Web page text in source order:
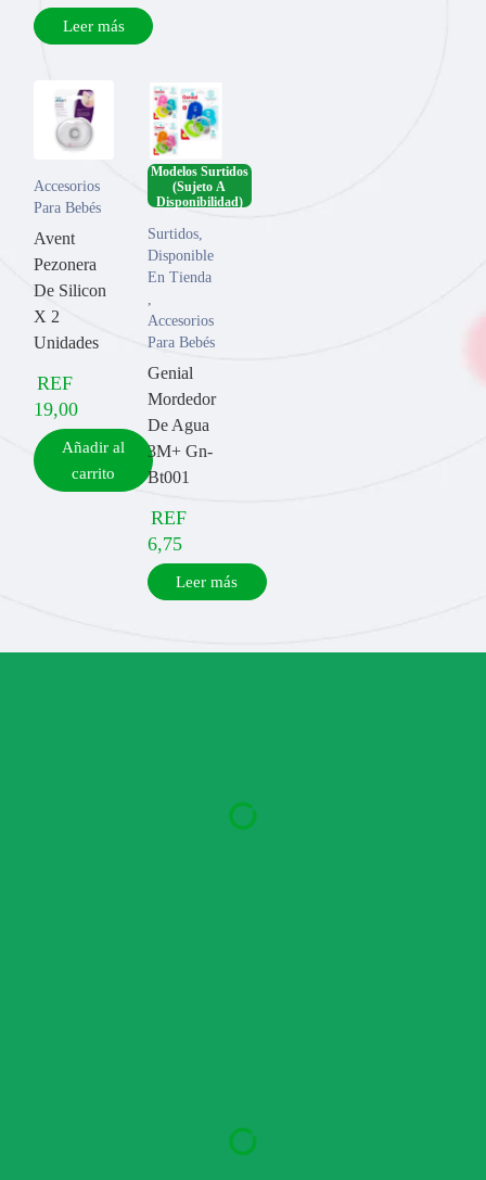
Leer más
Accesorios
Para Bebés
Avent
Pezonera
De Silicon
X 2
Unidades
REF
19,00
Añadir al
carrito
Modelos Surtidos
(Sujeto A
Disponibilidad)
Surtidos,
Disponible
En Tienda
,
Accesorios
Para Bebés
Genial
Mordedor
De Agua
3M+ Gn-
Bt001
REF
6,75
Leer más